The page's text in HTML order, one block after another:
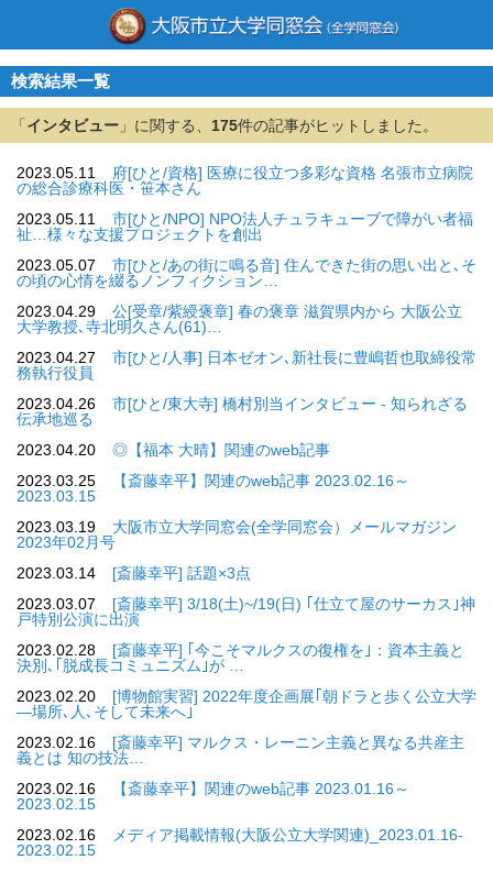
検索結果一覧
「 インタビュー 」に関する、 175件の記事がヒットしました。
2023.05.11
府[ひと/資格] 医療に役立つ多彩な資格 名張市立病院
の総合診療科医・笹本さん
2023.05.11
市[ひと/NPO] NPO法人チュラキューブで障がい者福
祉…様々な支援プロジェクトを創出
2023.05.07
市[ひと/あの街に鳴る音] 住んできた街の思い出と､そ
の頃の心情を綴るノンフィクション…
2023.04.29
公[受章/紫綬褒章] 春の褒章 滋賀県内から 大阪公立
大学教授､寺北明久さん(61)…
2023.04.27
市[ひと/人事] 日本ゼオン､新社長に豊嶋哲也取締役常
務執行役員
2023.04.26
市[ひと/東大寺] 橋村別当インタビュー - 知られざる
伝承地巡る
2023.04.20
◎【福本 大晴】関連のweb記事
2023.03.25
【斎藤幸平】関連のweb記事 2023.02.16～
2023.03.15
2023.03.19
大阪市立大学同窓会(全学同窓会）メールマガジン
2023年02月号
2023.03.14
[斎藤幸平] 話題×3点
2023.03.07
[斎藤幸平] 3/18(土)~/19(日) ｢仕立て屋のサーカス｣神
戸特別公演に出演
2023.02.28
[斎藤幸平] ｢今こそマルクスの復権を｣：資本主義と
決別､｢脱成長コミュニズム｣が …
2023.02.20
[博物館実習] 2022年度企画展｢朝ドラと歩く公立大学
―場所､人､そして未来へ｣
2023.02.16
[斎藤幸平] マルクス・レーニン主義と異なる共産主
義とは 知の技法…
2023.02.16
【斎藤幸平】関連のweb記事 2023.01.16～
2023.02.15
2023.02.16
メディア掲載情報(大阪公立大学関連)_2023.01.16-
2023.02.15